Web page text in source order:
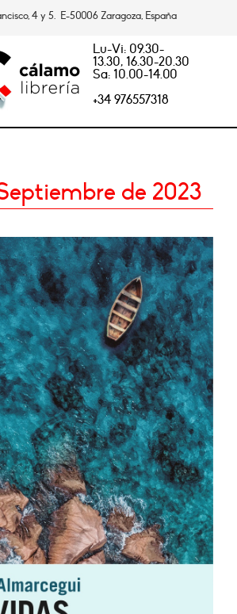
4 y 5. E-50006 Zaragoza, España
Lu-Vi: 09.30-
13.30, 16.30-20.30
Sa: 10.00-14.00
+34 976557318
de 2023